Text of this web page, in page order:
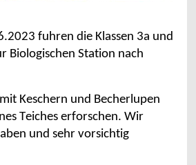
fuhren die Klassen 3a und
Biol ogischen Station nach
Keschern und Becherlupen
Teiches erforschen. Wir
und sehr vorsichtig